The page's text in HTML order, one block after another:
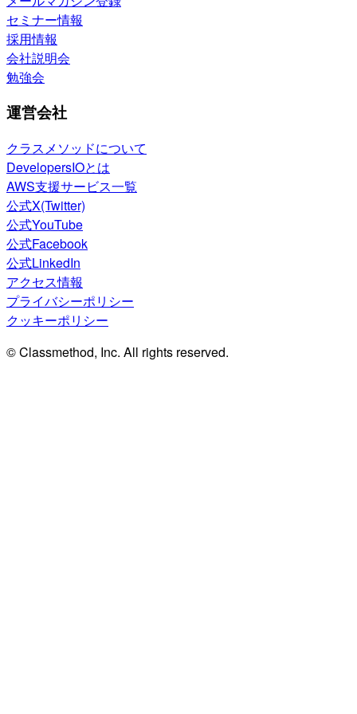
セミナー情報
採用情報
会社説明会
勉強会
運営会社
クラスメソッドについて
DevelopersIOとは
AWS支援サービス一覧
公式X(Twitter)
公式YouTube
公式Facebook
公式LinkedIn
アクセス情報
プライバシーポリシー
クッキーポリシー
© Classmethod, Inc. All rights reserved.